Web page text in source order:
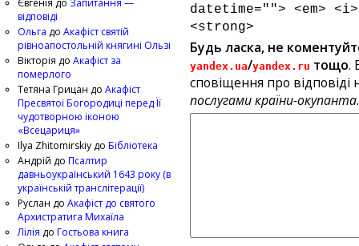
datetime=""> <em>
<strong>
Будь ласка, не
yandex.ua/yandex.ru тощо.
сповіщення про відповіді
послугами країни-
відповіді
Ольга до Акафіст святій
рівноапостольній княгині Ользі
Вікторія до Акафіст за
померлого
Тетяна Грицан до Акафіст
Пресвятої Богородиці перед Її
чудотворною іконою
«Всецариця»
Ilya Zhitomirskiy до Бібліотека
Андрій до Псалтир
давньоукраїнський 1643 року (в
українській транслітерації)
Руслан до Акафіст до святого
Архистратига Михаїла
Лілія до Гостьова книга